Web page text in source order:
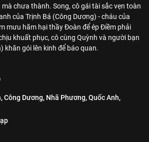
chưa thành. Song, cô gái tài sắc vẹn toàn
của Trịnh Bá (Công Dương) - cháu của
mưu hãm hại thầy Đoàn để ép Điềm phải
khuất phục, cô cùng Quỳnh và người bạn
khăn gói lên kinh để báo quan.
Công Dương, Nhã Phương,Quốc Anh,